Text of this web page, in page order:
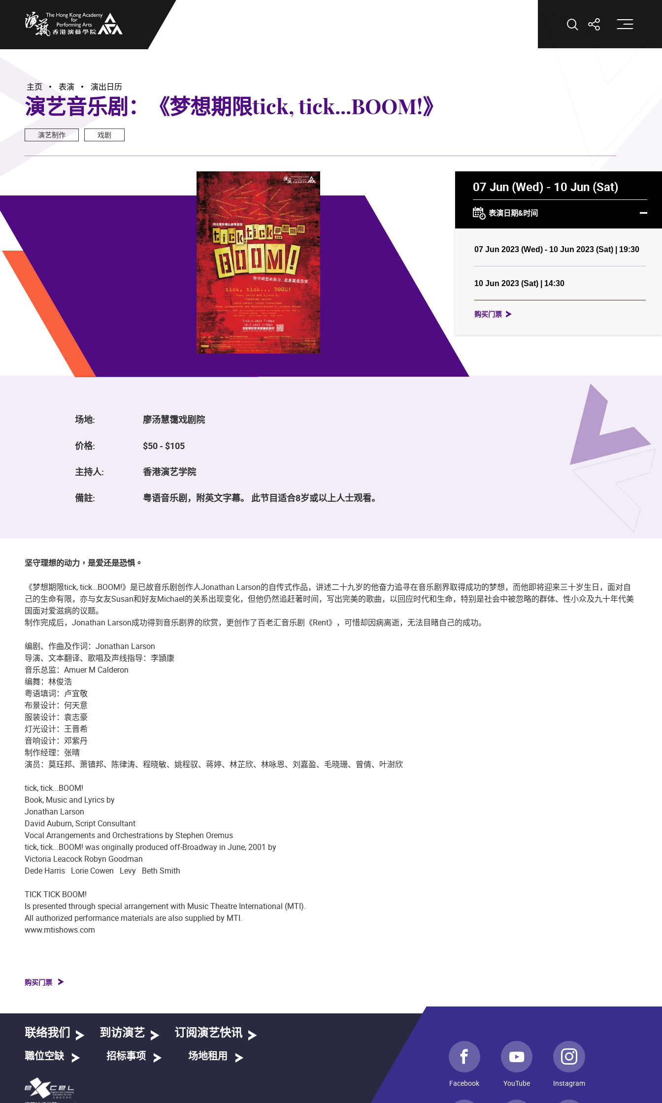
打开搜索打开分享打
主页 表演 演出日历
演艺音乐剧：《梦想期限tick, tick...BOOM!》
演艺制作 戏剧
07 Jun (Wed) - 10 Jun (Sat)
表演日期&时间
07 Jun 2023 (Wed) - 10 Jun 2023 (Sat) | 19:30
10 Jun 2023 (Sat) | 14:30
购买门票
场地: 廖汤慧霭戏剧院
价格: $50 - $105
主持人: 香港演艺学院
備註: 粤语音乐剧，附英文字幕。 此节目适合8岁或以上人士观看。
坚守理想的动力，是爱还是恐惧。
《梦想期限tick, tick…BOOM!》是已故音乐剧创作人Jonathan Larson的自传式作品，讲述二十九岁的他奋力追寻在音乐剧界取得成功的梦想，而他即将迎来三十岁生日，面对自
己的生命有限，亦与女友Susan和好友Michael的关系出现变化，但他仍然追赶著时间，写出完美的歌曲，以回应时代和生命，特别是社会中被忽略的群体、性小众及九十年代美
国面对爱滋病的议题。
制作完成后，Jonathan Larson成功得到音乐剧界的欣赏，更创作了百老汇音乐剧《Rent》，可惜却因病离逝，无法目睹自己的成功。
编剧、作曲及作词：Jonathan Larson
导演、文本翻译、歌唱及声线指导：李頴康
音乐总监：Amuer M Calderon
编舞：林俊浩
粤语填词：卢宜敬
布景设计：何天意
服装设计：袁志豪
灯光设计：王晋希
音响设计：邓紫丹
制作经理：张晴
演员：莫珏邦、萧镇邦、陈律涛、程晓敏、姚程驭、蒋婷、林芷欣、林咏恩、刘嘉盈、毛晓珊、曾倩、叶澍欣
tick, tick...BOOM!
Book, Music and Lyrics by
Jonathan Larson
David Auburn, Script Consultant
Vocal Arrangements and Orchestrations by Stephen Oremus
tick, tick...BOOM! was originally produced off-Broadway in June, 2001 by
Victoria Leacock Robyn Goodman
Dede Harris Lorie Cowen Levy Beth Smith
TICK TICK BOOM!
Is presented through special arrangement with Music Theatre International (MTI).
All authorized performance materials are also supplied by MTI.
www.mtishows.com
购买门票
联络我们 到访演艺 订阅演艺快讯
職位空缺 招标事项 场地租用
Facebook YouTube Instagram